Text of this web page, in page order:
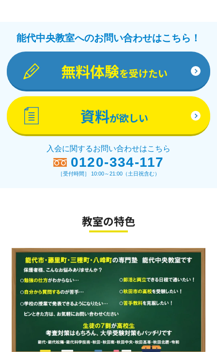
能代中央教室へのお問い合わせはこちら！
無料体験を受けたい
資料が欲しい
入会に関するお問い合わせはこちら
0120-334-117
［受付時間］ 10:00～21:00（土日祝含む）
教室の特色